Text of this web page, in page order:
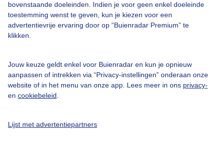
bovenstaande doeleinden. Indien je voor geen enkel doeleinde
toestemming wenst te geven, kun je kiezen voor een
advertentievrije ervaring door op “Buienradar Premium” te
klikken.
Jouw keuze geldt enkel voor Buienradar en kun je opnieuw
aanpassen of intrekken via “Privacy-instellingen” onderaan onze
website of in het menu van onze app. Lees meer in ons privacy-
en cookiebeleid
Lijst met advertentiepartners
Veelgestelde vragen
Contact
Adverteren
Buienradar Team
Cookie beleid